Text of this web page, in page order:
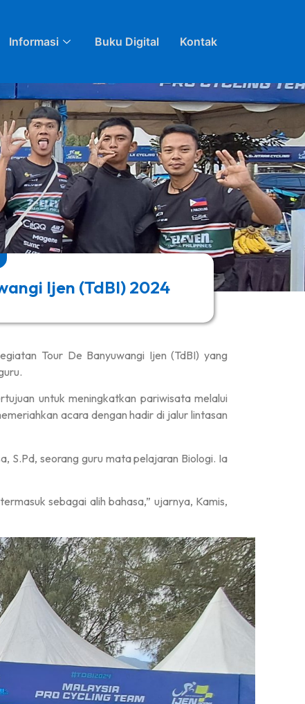
Informasi Buku Digital Kontak
Ijen (TdBI) 2024
Tour De Banyuwangi Ijen (TdBI) yang
untuk meningkatkan pariwisata melalui
acara dengan hadir di jalur lintasan
S.Pd, seorang guru mata pelajaran Biologi. Ia
sebagai alih bahasa,” ujarnya, Kamis,